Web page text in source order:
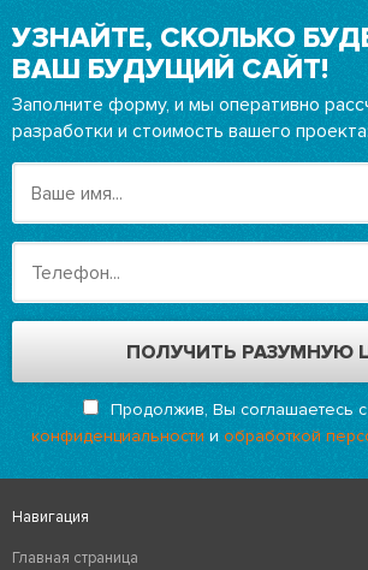
УЗНАЙТЕ, СКОЛЬКО
ВАШ БУДУЩИЙ САЙТ!
Заполните форму, и мы оперативно
разработки и стоимость вашего проекта:
Продолжив, Вы соглашаетесь с
конфиденциальности и обработкой
Навигация
Главная страница